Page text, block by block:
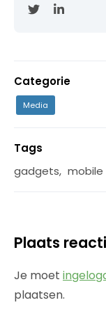
Categorie
Media
Tags
gadgets, mobile
Plaats
Je moet
plaatsen.